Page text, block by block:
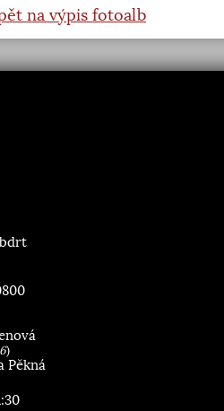
na výpis fotoalb
)
Pěkná